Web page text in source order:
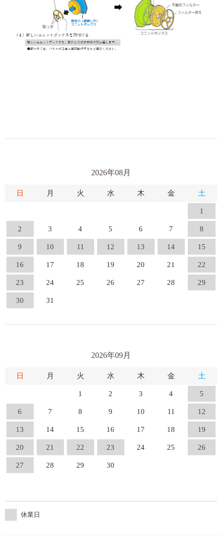
2026年08月
日 月 火 水 木 金 土
1
2 3 4 5 6 7 8
9 10 11 12 13 14 15
16 17 18 19 20 21 22
23 24 25 26 27 28 29
30 31
2026年09月
日 月 火 水 木 金 土
1 2 3 4 5
6 7 8 9 10 11 12
13 14 15 16 17 18 19
20 21 22 23 24 25 26
27 28 29 30
休業日